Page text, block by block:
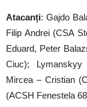
Atacanți: Gajdo
Filip Andrei (CSA
Eduard, Peter
Ciuc); Lymanskyy
Mircea – Cristian
(ACSH Fenestela